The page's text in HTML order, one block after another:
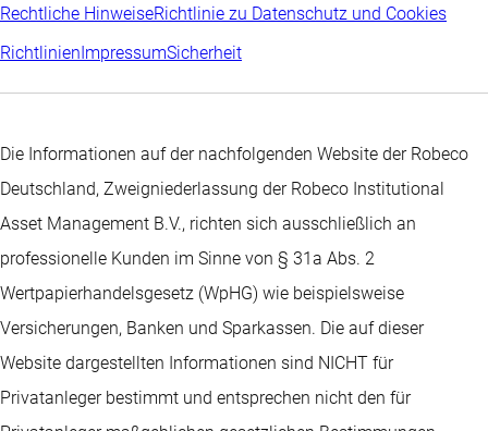
Rechtliche HinweiseRichtlinie zu Datenschutz und Cookies
RichtlinienImpressumSicherheit
Die Informationen auf der nachfolgenden Website der Robeco
Deutschland, Zweigniederlassung der Robeco Institutional
Asset Management B.V., richten sich ausschließlich an
professionelle Kunden im Sinne von § 31a Abs. 2
Wertpapierhandelsgesetz (WpHG) wie beispielsweise
Versicherungen, Banken und Sparkassen. Die auf dieser
Website dargestellten Informationen sind NICHT für
Privatanleger bestimmt und entsprechen nicht den für